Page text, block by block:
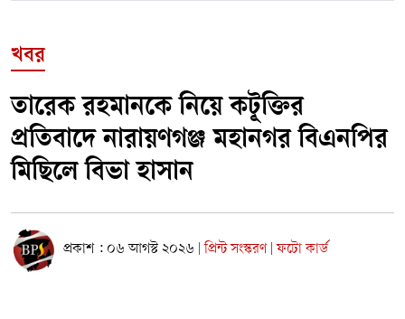
খবর
তারেক রহমানকে নিয়ে কটূক্তির
প্রতিবাদে নারায়ণগঞ্জ মহানগর বিএনপির
মিছিলে বিভা হাসান
প্রকাশ : ০৬ আগস্ট ২০২৬ প্রিন্ট সংস্করণ ফটো কার্ড